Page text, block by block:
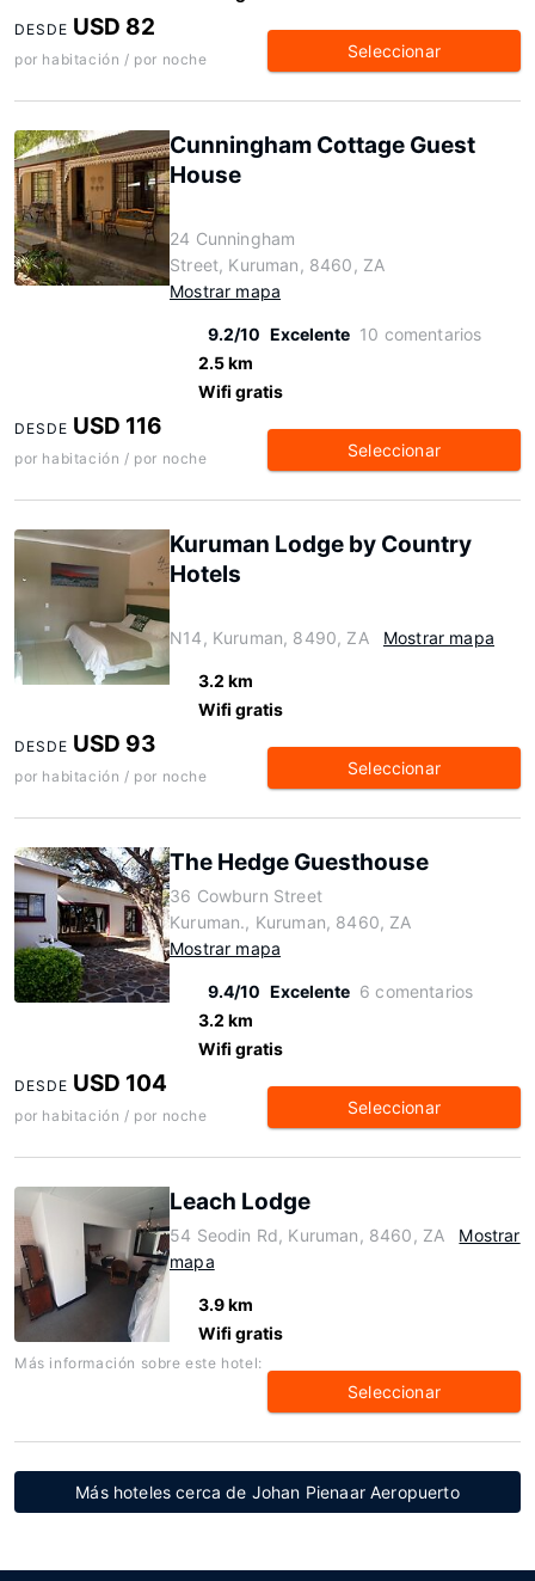
DESDE USD 82
por habitación / por noche Seleccionar
Cunningham Cottage Guest
House
24 Cunningham
Street, Kuruman, 8460, ZA
Mostrar mapa
9.2/10 Excelente 10 comentarios
2.5 km
Wifi gratis
DESDE USD 116
por habitación / por noche Seleccionar
Kuruman Lodge by Country
Hotels
N14, Kuruman, 8490, ZA Mostrar mapa
3.2 km
Wifi gratis
DESDE USD 93
por habitación / por noche Seleccionar
The Hedge Guesthouse
36 Cowburn Street
Kuruman., Kuruman, 8460, ZA
Mostrar mapa
9.4/10 Excelente 6 comentarios
3.2 km
Wifi gratis
DESDE USD 104
por habitación / por noche Seleccionar
Leach Lodge
54 Seodin Rd, Kuruman, 8460, ZA
Mostrar
mapa
3.9 km
Wifi gratis
Más información sobre este hotel:
Seleccionar
Más hoteles cerca de Johan Pienaar Aeropuerto